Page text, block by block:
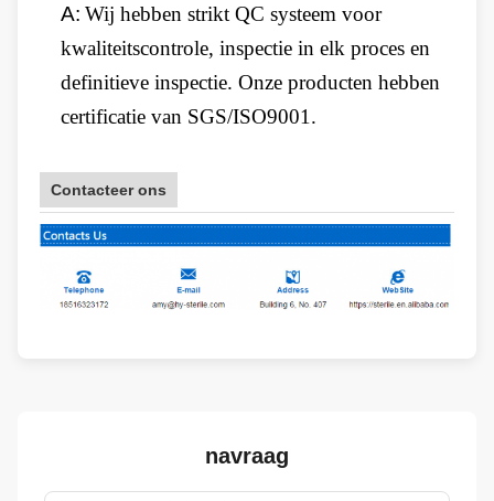
A: Wij hebben strikt QC systeem voor
kwaliteitscontrole, inspectie in elk proces en
definitieve inspectie. Onze producten hebben
certificatie van SGS/ISO9001.
Contacteer ons
navraag